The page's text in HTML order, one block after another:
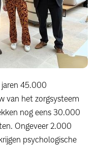
45.000
van het zorgsysteem
nog eens 30.000
Ongeveer 2.000
psychologische